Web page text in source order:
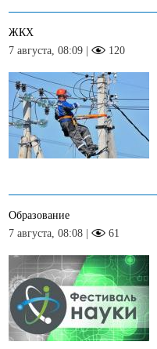
ЖКХ
7 августа, 08:09 |
120
Образование
7 августа, 08:08 |
61